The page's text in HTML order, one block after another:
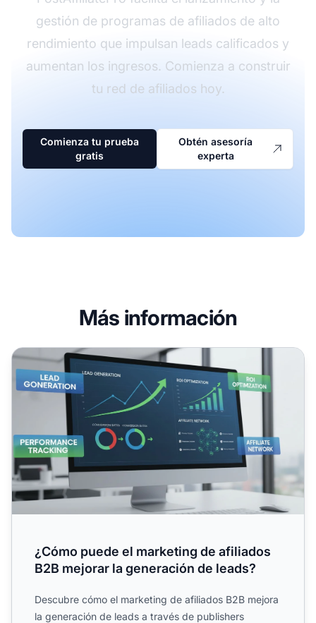
gestión de programas de afiliados de alto
rendimiento que impulsan leads calificados y
aumentan los ingresos. Comienza a construir
tu red de afiliados hoy.
Comienza tu prueba
gratis
Obtén asesoría
experta
Más información
¿Cómo puede el marketing de afiliados B2B mejorar la
¿Cómo puede el marketing de afiliados
B2B mejorar la generación de leads?
Descubre cómo el marketing de afiliados B2B mejora
la generación de leads a través de publishers